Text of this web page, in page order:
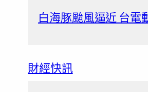
白海豚颱風逼近 台
財經快訊